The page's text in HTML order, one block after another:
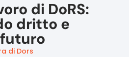
di DoRS:
dritto e
di Dors